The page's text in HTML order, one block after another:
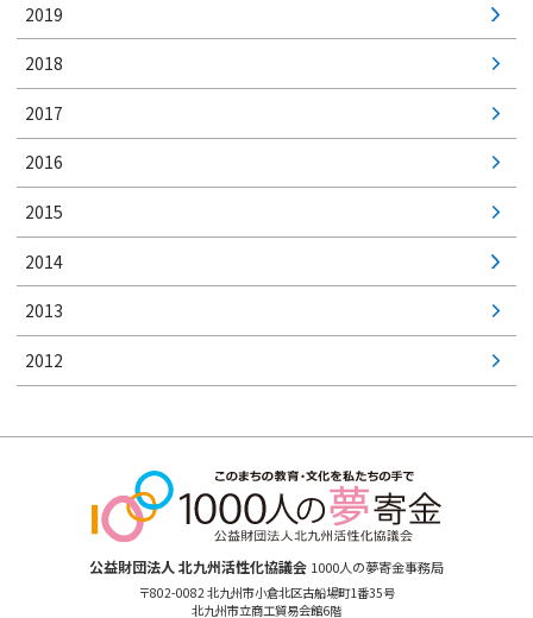
2019
2018
2017
2016
2015
2014
2013
2012
公益財団法人 北九州活性化協議会 1000人の夢寄金事務局
〒802-0082 北九州市小倉北区古船場町1番35号
北九州市立商工貿易会館6階